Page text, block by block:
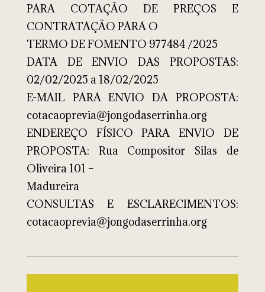
PARA COTAÇÃO DE PREÇOS E
CONTRATAÇÃO PARA O
TERMO DE FOMENTO 977484 /2025
DATA DE ENVIO DAS PROPOSTAS:
02/02/2025 a 18/02/2025
E-MAIL PARA ENVIO DA PROPOSTA:
cotacaoprevia@jongodaserrinha.org
ENDEREÇO FÍSICO PARA ENVIO DE
PROPOSTA: Rua Compositor Silas de
Oliveira 101 –
Madureira
CONSULTAS E ESCLARECIMENTOS:
cotacaoprevia@jongodaserrinha.org